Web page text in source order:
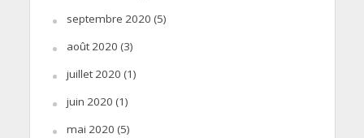
septembre 2020 (5)
août 2020 (3)
juillet 2020 (1)
juin 2020 (1)
mai 2020 (5)